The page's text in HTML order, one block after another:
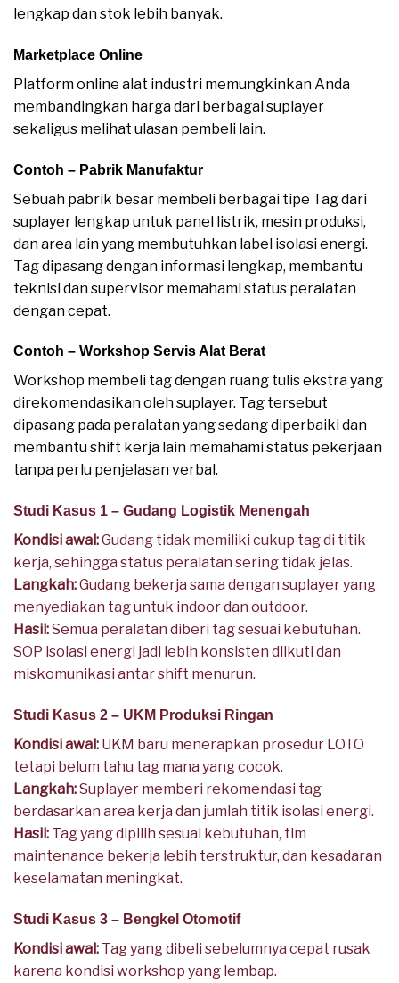
lengkap dan stok lebih banyak.
Marketplace Online
Platform online alat industri memungkinkan Anda
membandingkan harga dari berbagai suplayer
sekaligus melihat ulasan pembeli lain.
Contoh – Pabrik Manufaktur
Sebuah pabrik besar membeli berbagai tipe Tag dari
suplayer lengkap untuk panel listrik, mesin produksi,
dan area lain yang membutuhkan label isolasi energi.
Tag dipasang dengan informasi lengkap, membantu
teknisi dan supervisor memahami status peralatan
dengan cepat.
Contoh – Workshop Servis Alat Berat
Workshop membeli tag dengan ruang tulis ekstra yang
direkomendasikan oleh suplayer. Tag tersebut
dipasang pada peralatan yang sedang diperbaiki dan
membantu shift kerja lain memahami status pekerjaan
tanpa perlu penjelasan verbal.
Studi Kasus 1 – Gudang Logistik Menengah
Kondisi awal:Gudang tidak memiliki cukup tag di titik
kerja, sehingga status peralatan sering tidak jelas.
Langkah:Gudang bekerja sama dengan suplayer yang
menyediakan tag untuk indoor dan outdoor.
Hasil:Semua peralatan diberi tag sesuai kebutuhan.
SOP isolasi energi jadi lebih konsisten diikuti dan
miskomunikasi antar shift menurun.
Studi Kasus 2 – UKM Produksi Ringan
Kondisi awal: UKM baru menerapkan prosedur LOTO
tetapi belum tahu tag mana yang cocok.
Langkah:Suplayer memberi rekomendasi tag
berdasarkan area kerja dan jumlah titik isolasi energi.
Hasil: Tag yang dipilih sesuai kebutuhan, tim
maintenance bekerja lebih terstruktur, dan kesadaran
keselamatan meningkat.
Studi Kasus 3 – Bengkel Otomotif
Kondisi awal: Tag yang dibeli sebelumnya cepat rusak
karena kondisi workshop yang lembap.